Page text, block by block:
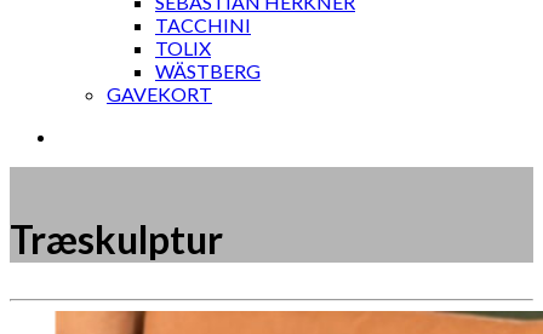
TACCHINI
TOLIX
WÄSTBERG
GAVEKORT
Træskulptur
Måske kunne nogle af disse produkter have din